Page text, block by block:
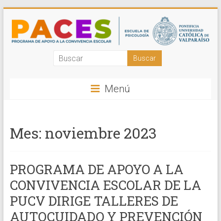
contenido
Programa
la
Escolar
PUCV
Acompañamos
Menú
Mes: noviembre 2023
PROGRAMA DE APOYO A LA
CONVIVENCIA ESCOLAR DE LA
PUCV DIRIGE TALLERES DE
AUTOCUIDADO Y PREVENCIÓN